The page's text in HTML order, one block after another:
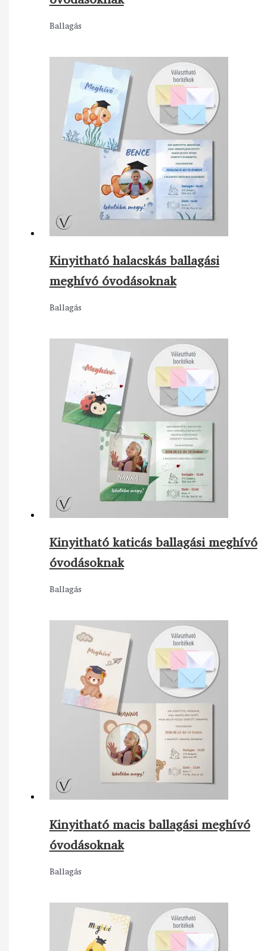
Ballagás
Kinyitható halacskás ballagási
meghívó óvodásoknak
Ballagás
Kinyitható katicás ballagási meghívó
óvodásoknak
Ballagás
Kinyitható macis ballagási meghívó
óvodásoknak
Ballagás